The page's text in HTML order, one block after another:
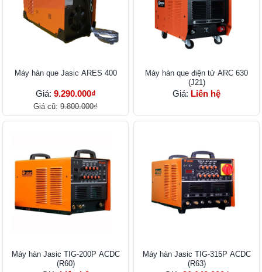
Máy hàn que Jasic ARES 400
Giá: 9.290.000₫
Giá cũ: 9.800.000₫
Máy hàn que điện tử ARC 630
(J21)
Giá: Liên hệ
Máy hàn Jasic TIG-200P ACDC
(R60)
Máy hàn Jasic TIG-315P ACDC
(R63)